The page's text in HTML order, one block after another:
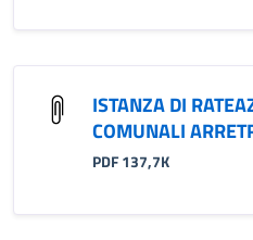
ISTANZA DI
COMUNALI
PDF 137,7K